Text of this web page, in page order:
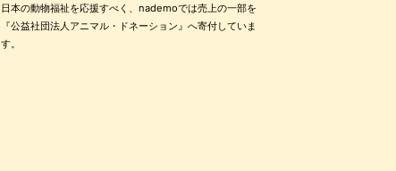
日本の動物福祉を応援すべく、nademoでは売上の一部を
『公益社団法人アニマル・ドネーション』へ寄付していま
す。